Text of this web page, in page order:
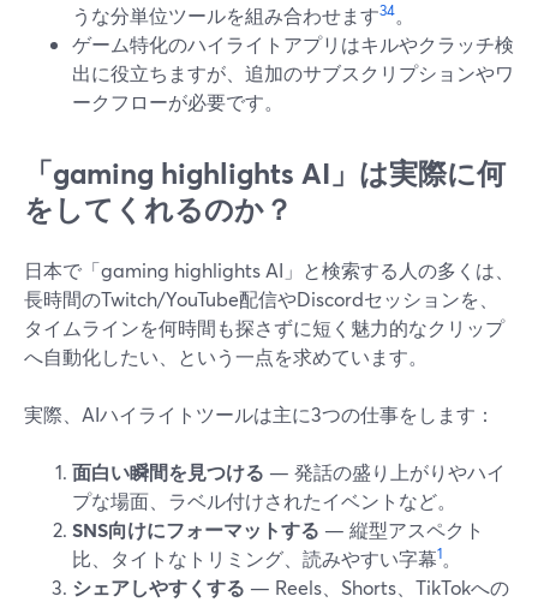
うな分単位ツールを組み合わせます34。
ゲーム特化のハイライトアプリはキルやクラッチ検
出に役立ちますが、追加のサブスクリプションやワ
ークフローが必要です。
「gaming highlights AI」は実際に何
をしてくれるのか？
日本で「gaming highlights AI」と検索する人の多くは、
長時間のTwitch/YouTube配信やDiscordセッションを、
タイムラインを何時間も探さずに短く魅力的なクリップ
へ自動化したい、という一点を求めています。
実際、AIハイライトツールは主に3つの仕事をします：
面白い瞬間を見つける — 発話の盛り上がりやハイ
プな場面、ラベル付けされたイベントなど。
SNS向けにフォーマットする — 縦型アスペクト
比、タイトなトリミング、読みやすい字幕1。
シェアしやすくする — Reels、Shorts、TikTokへの